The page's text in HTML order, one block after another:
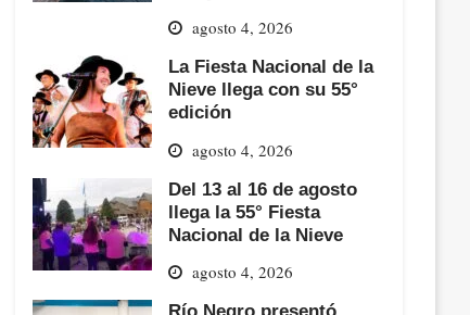
agosto 4, 2026
La Fiesta Nacional de la
Nieve llega con su 55°
edición
agosto 4, 2026
Del 13 al 16 de agosto
llega la 55° Fiesta
Nacional de la Nieve
agosto 4, 2026
Río Negro presentó